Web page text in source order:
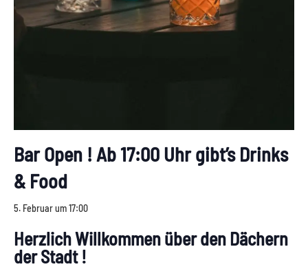
Bar Open ! Ab 17:00 Uhr gibt’s Drinks
& Food
5. Februar um 17:00
Herzlich Willkommen über den Dächern
der Stadt !